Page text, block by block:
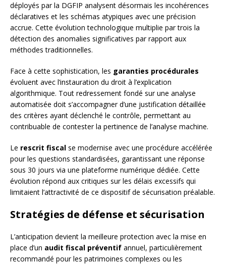
déployés par la DGFIP analysent désormais les incohérences
déclaratives et les schémas atypiques avec une précision
accrue. Cette évolution technologique multiplie par trois la
détection des anomalies significatives par rapport aux
méthodes traditionnelles.
Face à cette sophistication, les garanties procédurales
évoluent avec l’instauration du droit à l’explication
algorithmique. Tout redressement fondé sur une analyse
automatisée doit s’accompagner d’une justification détaillée
des critères ayant déclenché le contrôle, permettant au
contribuable de contester la pertinence de l’analyse machine.
Le rescrit fiscal se modernise avec une procédure accélérée
pour les questions standardisées, garantissant une réponse
sous 30 jours via une plateforme numérique dédiée. Cette
évolution répond aux critiques sur les délais excessifs qui
limitaient l’attractivité de ce dispositif de sécurisation préalable.
Stratégies de défense et sécurisation
L’anticipation devient la meilleure protection avec la mise en
place d’un audit fiscal préventif annuel, particulièrement
recommandé pour les patrimoines complexes ou les